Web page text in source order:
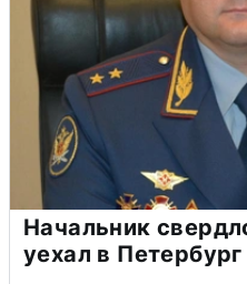
Начальник
уехал в Петербург